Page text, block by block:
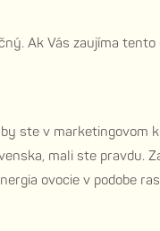
Ak Vás zaujíma
ste v marketingovom
mali ste pravdu.
ovocie v podobe